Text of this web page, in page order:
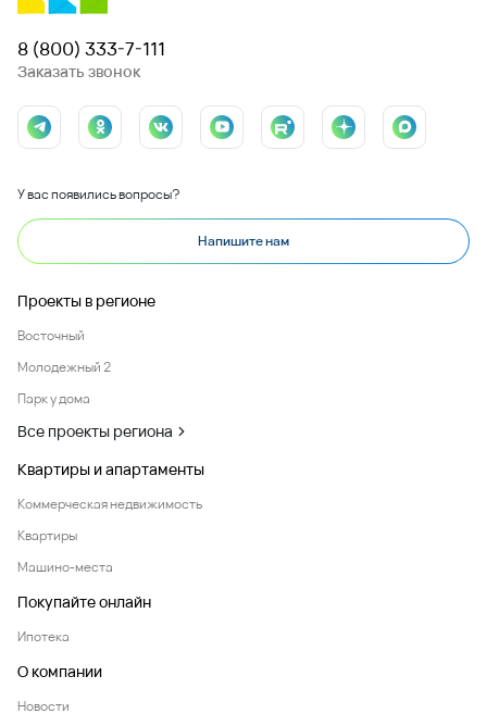
8 (800) 333-7-111
Заказать звонок
У вас появились вопросы?
Напишите нам
Проекты в регионе
Восточный
Молодежный 2
Парк у дома
Все проекты региона
Квартиры и апартаменты
Коммерческая недвижимость
Квартиры
Машино-места
Покупайте онлайн
Ипотека
О компании
Новости